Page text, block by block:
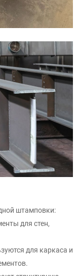
штамповки:
для стен,
для каркаса и